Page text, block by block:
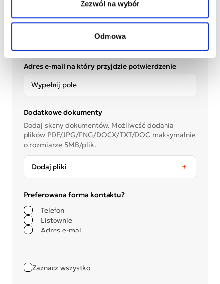
Zezwól na wybór
Odmowa
Adres e-mail na który przyjdzie potwierdzenie
Dodatkowe dokumenty
Dodaj skany dokumentów. Możliwość dodania
plików PDF/JPG/PNG/DOCX/TXT/DOC maksymalnie
o rozmiarze 5MB/plik.
Dodaj pliki
Preferowana forma kontaktu?
Telefon
Listownie
Adres e-mail
Zaznacz wszystko